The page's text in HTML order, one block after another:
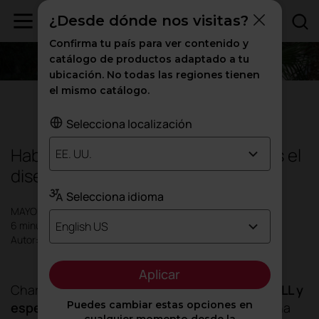
Hablando con Anna Ferrer : ¿Qué es el
diseño biofílico?
MAYO 2026
6 minutos
Autor: Anna Ferrer
Charlamos con Anna Ferrer,arquitecta AP WELL y
especialista en diseño biofílico. En 2007, Anna
¿Desde dónde nos visitas?
Confirma tu país para ver contenido y
catálogo de productos adaptado a tu
ubicación. No todas las regiones tienen
el mismo catálogo.
Selecciona localización
EE. UU.
Selecciona idioma
English US
Aplicar
Puedes cambiar estas opciones en